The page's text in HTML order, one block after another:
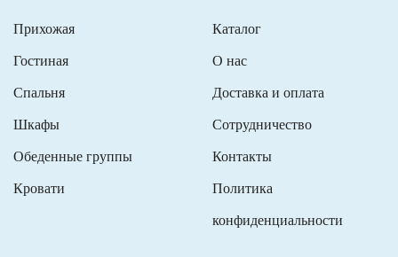
Прихожая
Гостиная
Спальня
Шкафы
Обеденные группы
Кровати
Каталог
О нас
Доставка и оплата
Сотрудничество
Контакты
Политика
конфиденциальности